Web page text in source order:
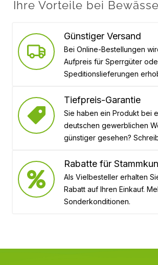
Ihre Vorteile bei
Günstiger Versand
Bei Online-Bestellungen
Aufpreis für Sperrgüter
Speditionslieferungen
Tiefpreis-Garantie
Sie haben ein Produkt bei
deutschen gewerblichen
günstiger gesehen?
Rabatte für
Als Vielbesteller erhalten
Rabatt auf Ihren Einkauf.
Sonderkonditionen.